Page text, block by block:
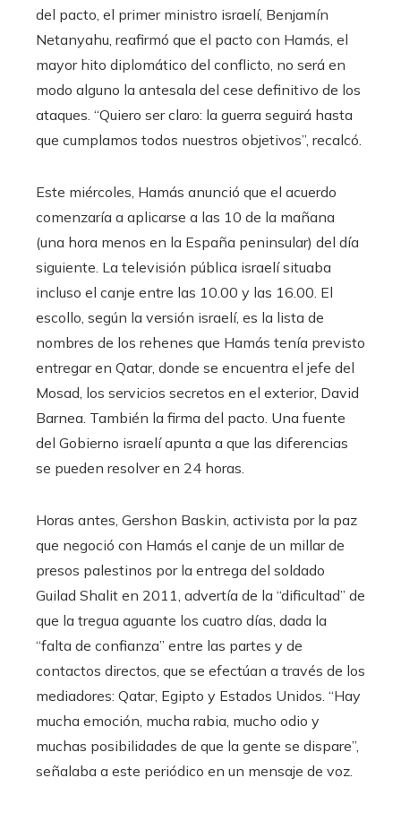
del pacto, el primer ministro israelí, Benjamín
Netanyahu, reafirmó que el pacto con Hamás, el
mayor hito diplomático del conflicto, no será en
modo alguno la antesala del cese definitivo de los
ataques. “Quiero ser claro: la guerra seguirá hasta
que cumplamos todos nuestros objetivos”, recalcó.
Este miércoles, Hamás anunció que el acuerdo
comenzaría a aplicarse a las 10 de la mañana
(una hora menos en la España peninsular) del día
siguiente. La televisión pública israelí situaba
incluso el canje entre las 10.00 y las 16.00. El
escollo, según la versión israelí, es la lista de
nombres de los rehenes que Hamás tenía previsto
entregar en Qatar, donde se encuentra el jefe del
Mosad, los servicios secretos en el exterior, David
Barnea. También la firma del pacto. Una fuente
del Gobierno israelí apunta a que las diferencias
se pueden resolver en 24 horas.
Horas antes, Gershon Baskin, activista por la paz
que negoció con Hamás el canje de un millar de
presos palestinos por la entrega del soldado
Guilad Shalit en 2011, advertía de la “dificultad” de
que la tregua aguante los cuatro días, dada la
“falta de confianza” entre las partes y de
contactos directos, que se efectúan a través de los
mediadores: Qatar, Egipto y Estados Unidos. “Hay
mucha emoción, mucha rabia, mucho odio y
muchas posibilidades de que la gente se dispare”,
señalaba a este periódico en un mensaje de voz.